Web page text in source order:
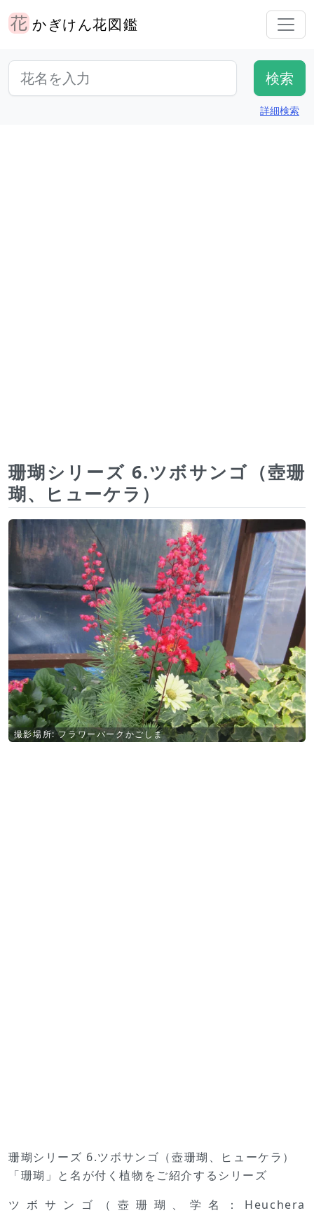
かぎけん花図鑑
詳細検索
珊瑚シリーズ 6.ツボサンゴ（壺珊
瑚、ヒューケラ）
珊瑚シリーズ 6.ツボサンゴ（壺珊瑚、ヒューケラ）
「珊瑚」と名が付く植物をご紹介するシリーズ
ツボサンゴ（壺珊瑚、学名：Heuchera
撮影場所: フラワーパークかごしま